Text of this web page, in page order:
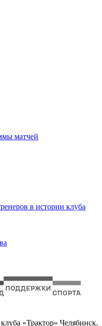
матчей
в истории клуба
«Трактор» Челябинск.